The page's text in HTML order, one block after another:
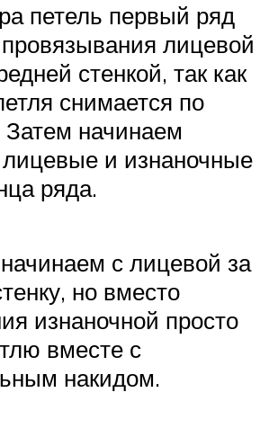
петель первый ряд
лицевой
стенкой, так как
снимается по
начинаем
лицевые и изнаночные
ряда.
с лицевой за
но вместо
изнаночной просто
вместе с
накидом.